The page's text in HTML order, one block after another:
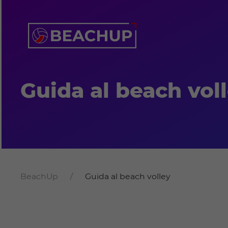
Guida al beach
BeachUp Guida al beach volley